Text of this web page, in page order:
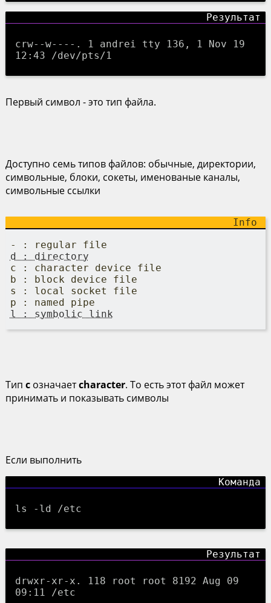
crw--w----. 1 andrei tty 136, 1 Nov 19
12:43 /dev/pts/1
Первый символ - это тип файла.
Доступно семь типов файлов: обычные, директории,
символьные, блоки, сокеты, именованые каналы,
символьные ссылки
- : regular file
d : directory
c : character device file
b : block device file
s : local socket file
p : named pipe
l : symbolic link
Тип cозначаетcharacter. То есть этот файл может
принимать и показывать символы
Если выполнить
ls -ld /etc
drwxr-xr-x. 118 root root 8192 Aug 09
09:11 /etc